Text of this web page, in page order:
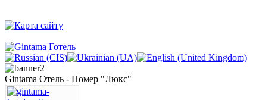
Gintama Отель - Номер "Люкс"